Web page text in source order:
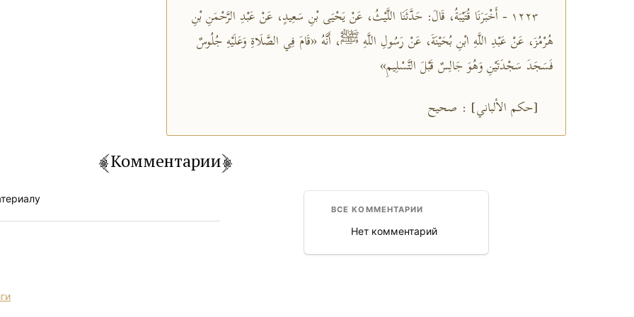
١٢٢٣ - أَخْبَرَنَا قُتَيْبَةُ، قَالَ: حَدَّثَنَا اللَّيْثُ، عَنْ يَحْيَى بْنِ سَعِيدٍ، عَنْ عَبْدِ الرَّحْمَنِ بْنِ
هُرْمُزَ، عَنْ عَبْدِ اللَّهِ ابْنِ بُحَيْنَةَ، عَنْ رَسُولِ اللَّهِ ﷺ، أَنَّهُ «قَامَ فِي الصَّلَاةِ وَعَلَيْهِ جُلُوسٌ
فَسَجَدَ سَجْدَتَيْنِ وَهُوَ جَالِسٌ قَبْلَ التَّسْلِيمِ»
[حكم الألباني] : صحيح
Комментарии
ВСЕ КОММЕНТАРИИ
Нет комментарий